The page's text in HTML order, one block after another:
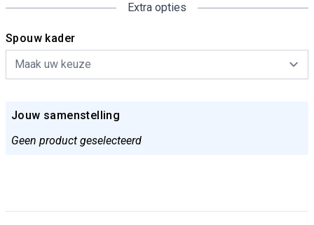
Extra opties
Spouw kader
Jouw samenstelling
Geen product geselecteerd